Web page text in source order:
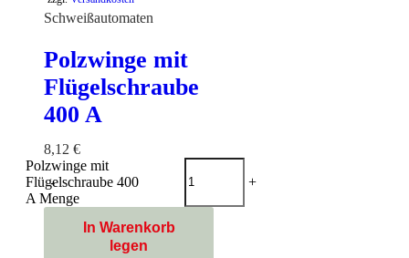
Schweißautomaten
Polzwinge mit
Flügelschraube
400 A
8,12 €
-
Polzwinge mit
Flügelschraube 400
A Menge
+
In Warenkorb
legen